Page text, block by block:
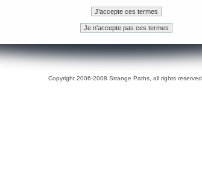
Copyright 2006-2008 Strange Paths, all rights reserved.